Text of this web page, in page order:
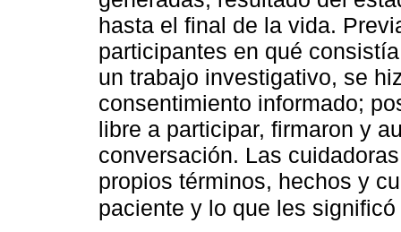
hasta el final de la vida.
participantes en qué
un trabajo investigativo, se
consentimiento informado;
libre a participar, firmaron y
conversación. Las
propios términos, hechos y
paciente y lo que les